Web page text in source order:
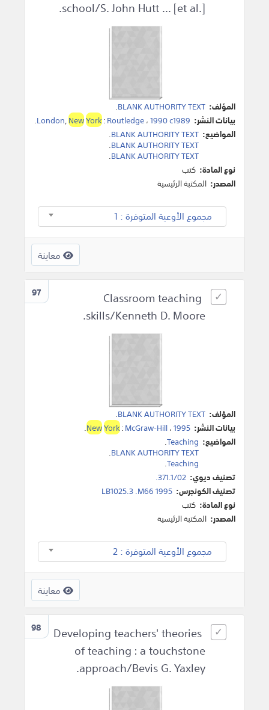
school/S. John Hutt ... [et al.].
المؤلف: BLANK AUTHORITY TEXT
.
بيانات النشر:
London,NewYork:Routledge،1990 c1989
.
المواضيع: BLANK AUTHORITY TEXT
.
BLANK AUTHORITY TEXT
.
BLANK AUTHORITY TEXT
.
نوع المادة: كتب
المصدر: المكتبة الرئيسية
مجموع الأوعية المتوفرة : 1
معاينة
97
Classroom teaching
skills/Kenneth D. Moore.
المؤلف: BLANK AUTHORITY TEXT
.
بيانات النشر:
NewYork:McGraw-Hill،1995
.
المواضيع: Teaching
.
BLANK AUTHORITY TEXT
.
Teaching
.
تصنيف ديوي: 371.1/02.
تصنيف الكونجرس: LB1025.3 .M66 1995
نوع المادة: كتب
المصدر: المكتبة الرئيسية
مجموع الأوعية المتوفرة : 2
معاينة
98
Developing teachers' theories
of teaching : a touchstone
approach/Bevis G. Yaxley.